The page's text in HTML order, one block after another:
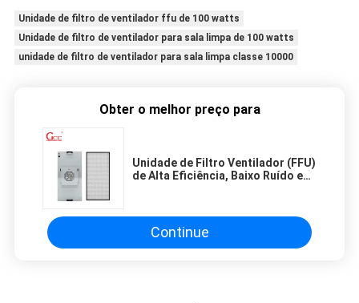
Unidade de filtro de ventilador ffu de 100 watts
Unidade de filtro de ventilador para sala limpa de 100 watts
unidade de filtro de ventilador para sala limpa classe 10000
Obter o melhor preço para
Unidade de Filtro Ventilador (FFU)
de Alta Eficiência, Baixo Ruído e
Continue